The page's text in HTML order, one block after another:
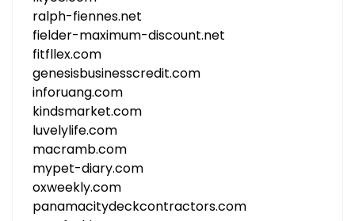
ralph-fiennes.net
fielder-maximum-discount.net
fitfllex.com
genesisbusinesscredit.com
inforuang.com
kindsmarket.com
luvelylife.com
macramb.com
mypet-diary.com
oxweekly.com
panamacitydeckcontractors.com